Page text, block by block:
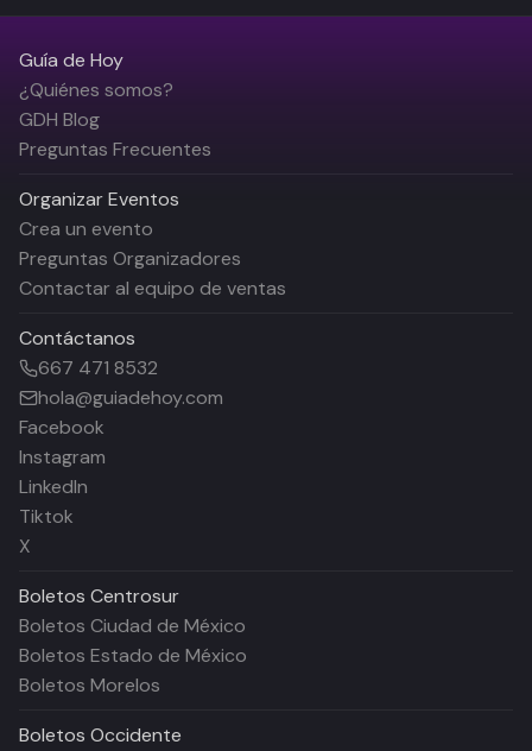
Guía de Hoy
¿Quiénes somos?
GDH Blog
Preguntas Frecuentes
Organizar Eventos
Crea un evento
Preguntas Organizadores
Contactar al equipo de ventas
Contáctanos
667 471 8532
hola@guiadehoy.com
Facebook
Instagram
LinkedIn
Tiktok
X
Boletos Centrosur
Boletos Ciudad de México
Boletos Estado de México
Boletos Morelos
Boletos Occidente